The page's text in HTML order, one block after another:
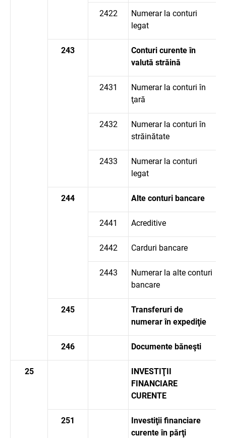
2422
Numerar la conturi
legat
243
Conturi curente în
valută străină
2431
Numerar la conturi în
ţară
2432
Numerar la conturi în
străinătate
2433
Numerar la conturi
legat
244 Alte conturi bancare
2441 Acreditive
2442 Carduri bancare
2443
Numerar la alte conturi
bancare
245
Transferuri de
numerar în expediţie
246 Documente băneşti
25
INVESTIŢII
FINANCIARE
CURENTE
251
Investiţii financiare
curente în părţi